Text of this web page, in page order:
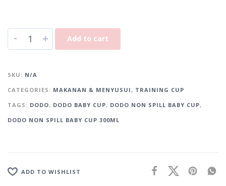
- + Add to cart
t
e
r
n
e
SKU: N/A
CATEGORIES: MAKANAN & MENYUSUI, TRAINING CUP
TAGS: DODO, DODO BABY CUP, DODO NON SPILL BABY CUP,
DODO NON SPILL BABY CUP 300ML
ADD TO WISHLIST